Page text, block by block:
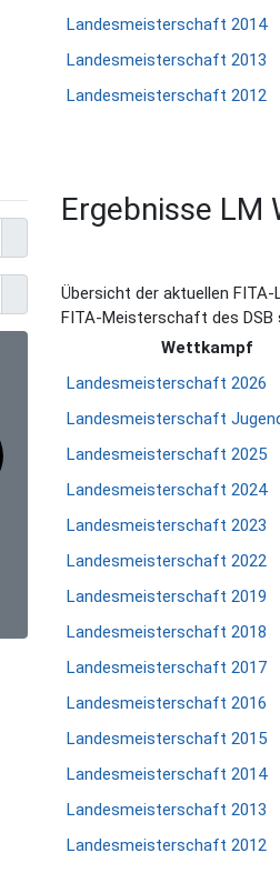
Landesmeisterschaft 2014
Landesmeisterschaft 2013
Landesmeisterschaft 2012
Ergebnisse LM
Übersicht der aktuellen
FITA-Meisterschaft des DSB
Wettkampf
Landesmeisterschaft 2026
Landesmeisterschaft
Landesmeisterschaft 2025
Landesmeisterschaft 2024
Landesmeisterschaft 2023
Landesmeisterschaft 2022
Landesmeisterschaft 2019
Landesmeisterschaft 2018
Landesmeisterschaft 2017
Landesmeisterschaft 2016
Landesmeisterschaft 2015
Landesmeisterschaft 2014
Landesmeisterschaft 2013
Landesmeisterschaft 2012
Benutzername
Anzeigen